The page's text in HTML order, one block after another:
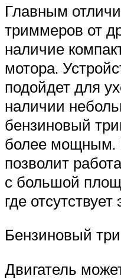
Главным
триммеров от
наличие
мотора.
подойдет для
наличии
бензиновый
более мощным.
позволит
с большой
где
Бензиновый
Двигатель